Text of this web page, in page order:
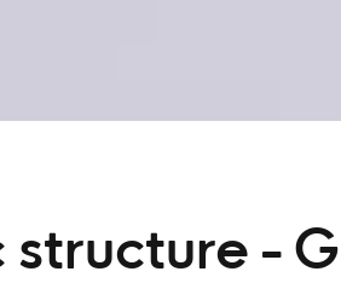
structure -